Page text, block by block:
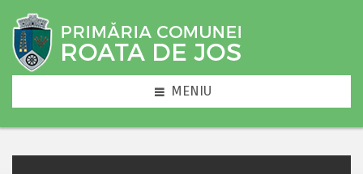
MENIU